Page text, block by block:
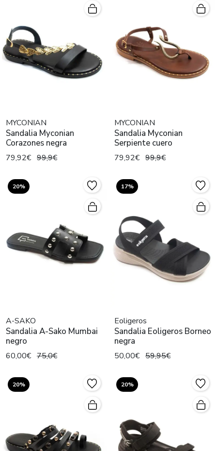
MYCONIAN
Sandalia Myconian
Corazones negra
79,92€ 99,9€
MYCONIAN
Sandalia Myconian
Serpiente cuero
79,92€ 99,9€
20%
A-SAKO
Sandalia A-Sako Mumbai
negro
60,00€ 75,0€
17%
Eoligeros
Sandalia Eoligeros Borneo
negra
50,00€ 59,95€
20% 20%